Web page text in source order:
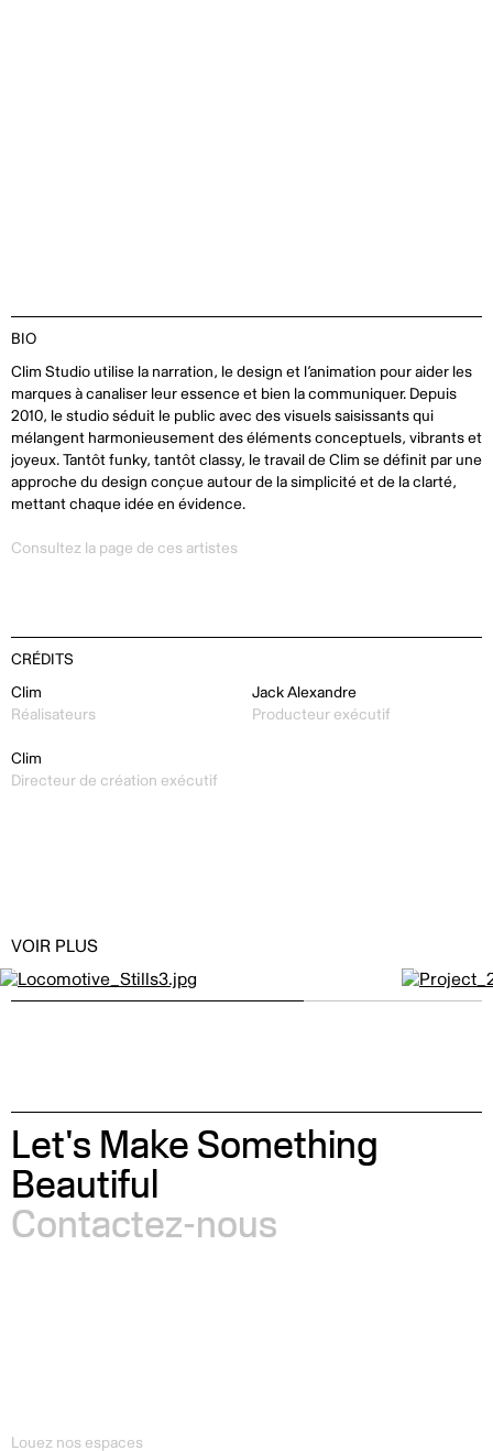
BIO
Clim Studio utilise la narration, le design et l’animation pour aider les
marques à canaliser leur essence et bien la communiquer. Depuis
2010, le studio séduit le public avec des visuels saisissants qui
mélangent harmonieusement des éléments conceptuels, vibrants et
joyeux. Tantôt funky, tantôt classy, le travail de Clim se définit par une
approche du design conçue autour de la simplicité et de la clarté,
mettant chaque idée en évidence.
Consultez la page de ces artistes
CRÉDITS
Clim
Réalisateurs
Clim
Directeur de création exécutif
Jack Alexandre
Producteur exécutif
VOIR PLUS
Locomotive par BAILLAT STUDIO Moncler
Let's Make Something
Beautiful
Contactez-nous
Louez nos espaces